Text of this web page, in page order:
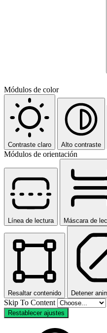
Módulos de color
Contraste claro Alto contraste
Módulos de orientación
Línea de lectura Máscara de
Resaltar contenido Detener
Skip To Content
Restablecer ajustes